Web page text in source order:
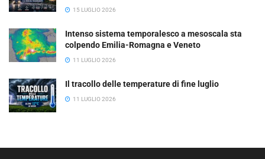
15 LUGLIO 2026
Intenso sistema temporalesco a mesoscala sta
colpendo Emilia-Romagna e Veneto
11 LUGLIO 2026
Il tracollo delle temperature di fine luglio
11 LUGLIO 2026